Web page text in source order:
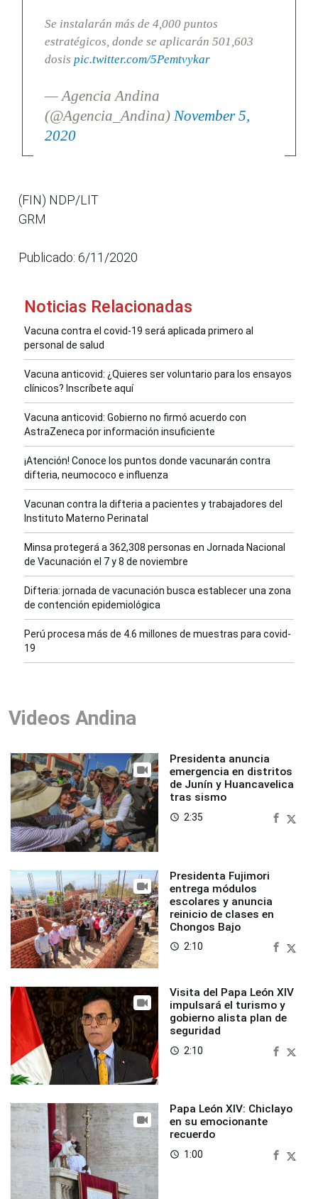
Se instalarán más de 4,000 puntos
estratégicos, donde se aplicarán 501,603
dosis pic.twitter.com/5Pemtvykar
— Agencia Andina
(@Agencia_Andina) November 5,
2020
(FIN) NDP/LIT
GRM
Publicado: 6/11/2020
Noticias Relacionadas
Vacuna contra el covid-19 será aplicada primero al
personal de salud
Vacuna anticovid: ¿Quieres ser voluntario para los ensayos
clínicos? Inscríbete aquí
Vacuna anticovid: Gobierno no firmó acuerdo con
AstraZeneca por información insuficiente
¡Atención! Conoce los puntos donde vacunarán contra
difteria, neumococo e influenza
Vacunan contra la difteria a pacientes y trabajadores del
Instituto Materno Perinatal
Minsa protegerá a 362,308 personas en Jornada Nacional
de Vacunación el 7 y 8 de noviembre
Difteria: jornada de vacunación busca establecer una zona
de contención epidemiológica
Perú procesa más de 4.6 millones de muestras para covid-
19
Videos Andina
Presidenta anuncia
emergencia en distritos
de Junín y Huancavelica
tras sismo
access_time 2:35
Presidenta Fujimori
entrega módulos
escolares y anuncia
reinicio de clases en
Chongos Bajo
access_time 2:10
Visita del Papa León XIV
impulsará el turismo y
gobierno alista plan de
seguridad
access_time 2:10
Papa León XIV: Chiclayo
en su emocionante
recuerdo
access_time 1:00